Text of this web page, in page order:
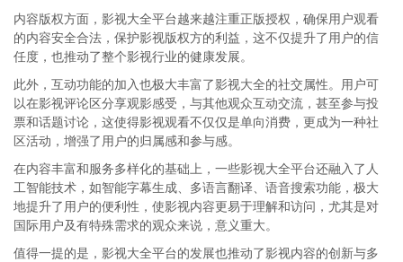
内容版权方面，影视大全平台越来越注重正版授权，确保用户观看
的内容安全合法，保护影视版权方的利益，这不仅提升了用户的信
任度，也推动了整个影视行业的健康发展。
此外，互动功能的加入也极大丰富了影视大全的社交属性。用户可
以在影视评论区分享观影感受，与其他观众互动交流，甚至参与投
票和话题讨论，这使得影视观看不仅仅是单向消费，更成为一种社
区活动，增强了用户的归属感和参与感。
在内容丰富和服务多样化的基础上，一些影视大全平台还融入了人
工智能技术，如智能字幕生成、多语言翻译、语音搜索功能，极大
地提升了用户的便利性，使影视内容更易于理解和访问，尤其是对
国际用户及有特殊需求的观众来说，意义重大。
值得一提的是，影视大全平台的发展也推动了影视内容的创新与多